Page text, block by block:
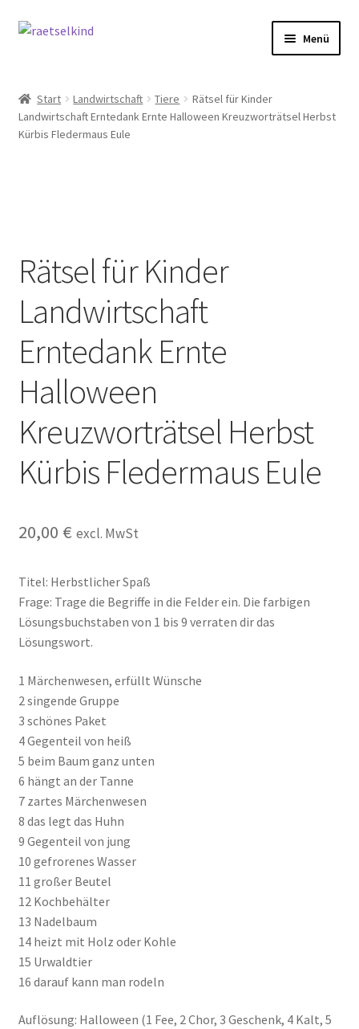
Zur
Zum
Menü
AGB
Kontakt
Kostenlose Rätsel
Shop
Über Rätselkind
Versandarten
Warenkorb
Widerrufsbelehrung
Zahlungsarten
Start Landwirtschaft Tiere
Rätsel für Kinder
Landwirtschaft Erntedank Ernte Halloween Kreuzworträtsel Herbst
Kürbis Fledermaus Eule
Rätsel für Kinder
Landwirtschaft
Erntedank Ernte
Halloween
Kreuzworträtsel Herbst
Kürbis Fledermaus Eule
20,00 € excl. MwSt
Titel: Herbstlicher Spaß
Frage: Trage die Begriffe in die Felder ein. Die farbigen
Lösungsbuchstaben von 1 bis 9 verraten dir das
Lösungswort.
1 Märchenwesen, erfüllt Wünsche
2 singende Gruppe
3 schönes Paket
4 Gegenteil von heiß
5 beim Baum ganz unten
6 hängt an der Tanne
7 zartes Märchenwesen
8 das legt das Huhn
9 Gegenteil von jung
10 gefrorenes Wasser
11 großer Beutel
12 Kochbehälter
13 Nadelbaum
14 heizt mit Holz oder Kohle
15 Urwaldtier
16 darauf kann man rodeln
Auflösung: Halloween (1 Fee, 2 Chor, 3 Geschenk, 4 Kalt, 5